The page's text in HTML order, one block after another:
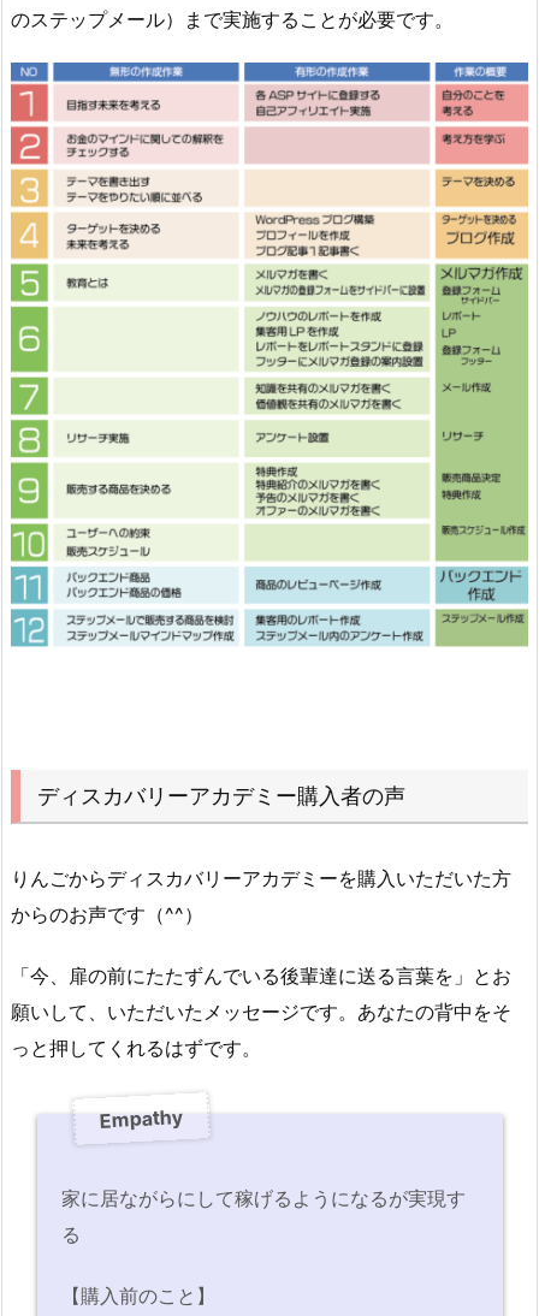
のステップメール）まで実施することが必要です。
ディスカバリーアカデミー購入者の声
りんごからディスカバリーアカデミーを購入いただいた方
からのお声です（^^）
「今、扉の前にたたずんでいる後輩達に送る言葉を」とお
願いして、いただいたメッセージです。あなたの背中をそ
っと押してくれるはずです。
Empathy
家に居ながらにして稼げるようになるが実現す
る
【購入前のこと】